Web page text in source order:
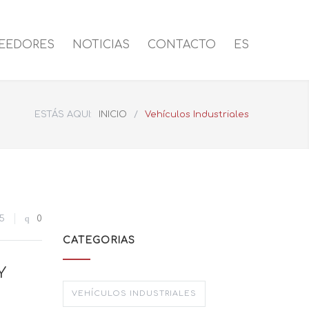
NOTICIAS CONTACTO ES
ESTÁS AQUI: INICIO / Vehículos Industriales
0
CATEGORIAS
VEHÍCULOS INDUSTRIALES